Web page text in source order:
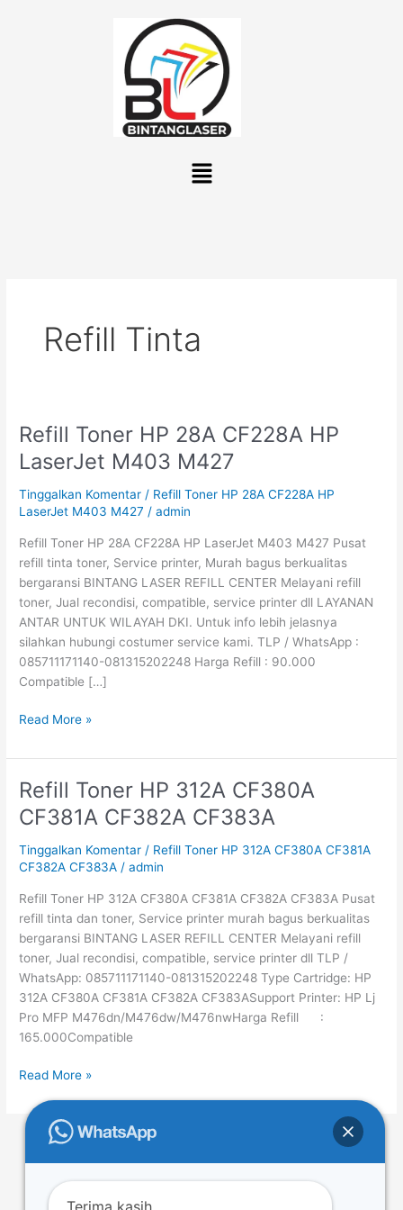
Menu
Refill Tinta
Refill Toner HP 28A CF228A HP
LaserJet M403 M427
Tinggalkan Komentar / Refill Toner HP 28A CF228A HP
LaserJet M403 M427 /admin
Refill Toner HP 28A CF228A HP LaserJet M403 M427 Pusat
refill tinta toner, Service printer, Murah bagus berkualitas
bergaransi BINTANG LASER REFILL CENTER Melayani refill
toner, Jual recondisi, compatible, service printer dll LAYANAN
ANTAR UNTUK WILAYAH DKI. Untuk info lebih jelasnya
silahkan hubungi costumer service kami. TLP / WhatsApp :
085711171140-081315202248 Harga Refill : 90.000
Compatible […]
Refill
Toner
HP
28A
CF228A
LaserJet
M403
M427
Read More »
Refill Toner HP 312A CF380A
CF381A CF382A CF383A
Tinggalkan Komentar / Refill Toner HP 312A CF380A CF381A
CF382A CF383A /admin
Refill Toner HP 312A CF380A CF381A CF382A CF383A Pusat
refill tinta dan toner, Service printer murah bagus berkualitas
bergaransi BINTANG LASER REFILL CENTER Melayani refill
toner, Jual recondisi, compatible, service printer dll TLP /
WhatsApp: 085711171140-081315202248 Type Cartridge: HP
312A CF380A CF381A CF382A CF383ASupport Printer: HP Lj
Pro MFP M476dn/M476dw/M476nwHarga Refill :
165.000Compatible
Refill
Toner
HP
312A
CF380A
CF382A
CF383A
Read More »
50
Terima kasih.